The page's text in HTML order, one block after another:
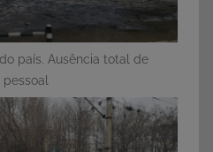
país. Ausência total de